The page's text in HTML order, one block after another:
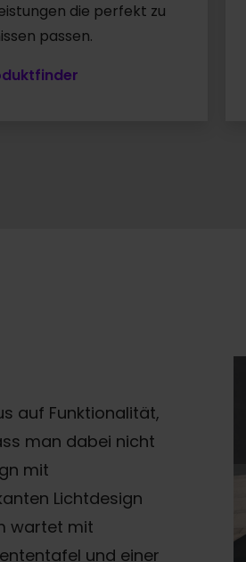
die perfekt zu
passen.
auf Funktionalität,
man dabei nicht
mit
Lichtdesign
wartet mit
und einer